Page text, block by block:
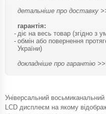
детальніше про доставку
гарантія:
діє на весь товар (згідно з
обмін або повернення
України)
докладніше про гарантію
Універсальний
LCD дисплеєм на якому